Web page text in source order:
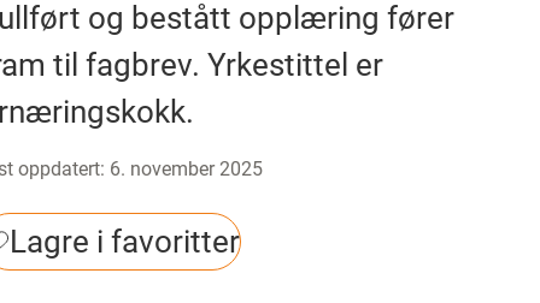
og bestått opplæring fører
til fagbrev. Yrkestittel er
oppdatert: 6. november 2025
Lagre i favoritter